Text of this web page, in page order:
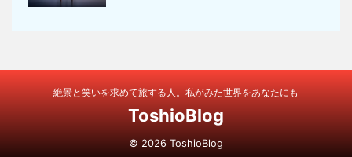
絶景と笑いを求めて旅する人。私がみた世界をあなたにも
ToshioBlog
© 2026 ToshioBlog